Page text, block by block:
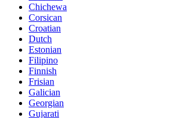
Chichewa
Corsican
Croatian
Dutch
Estonian
Filipino
Finnish
Frisian
Galician
Georgian
Gujarati